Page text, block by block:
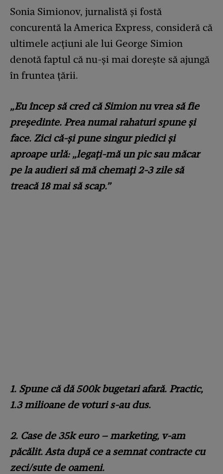
Sonia Simionov, jurnalistă și fostă
concurentă la America Express, consideră că
ultimele acțiuni ale lui George Simion
denotă faptul că nu-și mai dorește să ajungă
în fruntea țării.
„Eu încep să cred că Simion nu vrea să fie
președinte. Prea numai rahaturi spune și
face. Zici că-și pune singur piedici și
aproape urlă: „legați-mă un pic sau măcar
pe la audieri să mă chemați 2-3 zile să
treacă 18 mai să scap.”
1. Spune că dă 500k bugetari afară. Practic,
1.3 milioane de voturi s-au dus.
2. Case de 35k euro – marketing, v-am
păcălit. Asta după ce a semnat contracte cu
zeci/sute de oameni.